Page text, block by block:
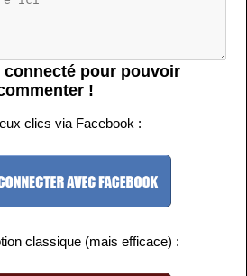
connecté pour pouvoir
!
clics via Facebook :
classique (mais efficace) :